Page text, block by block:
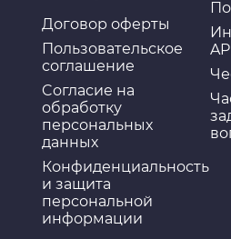
Договор оферты
Пользовательское
соглашение
Cогласие на
обработку
персональных
данных
Конфиденциальность
и защита
персональной
информации